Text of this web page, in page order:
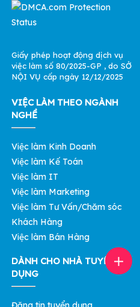
Giấy phép hoạt động dịch vụ
việc làm số 80/2025-GP , do SỞ
NỘI VỤ cấp ngày 12/12/2025
VIỆC LÀM THEO NGÀNH
NGHỀ
Việc làm Kinh Doanh
Việc làm Kế Toán
Việc làm IT
Việc làm Marketing
Việc làm Tư Vấn/Chăm sóc
Khách Hàng
Việc làm Bán Hàng
DÀNH CHO NHÀ TUYỂN
DỤNG